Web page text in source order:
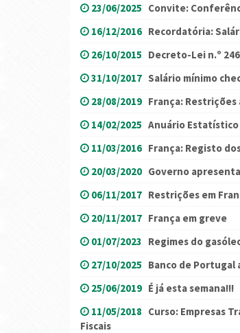
23/06/2025 Convite:
16/12/2016 Recordatória:
26/10/2015 Decreto-Lei n.º
31/10/2017 Salário mínimo
28/08/2019 França: Restrições
14/02/2025 Anuário Estatístico
11/03/2016 França: Registo
20/03/2020 Governo
06/11/2017 Restrições em
20/11/2017 França em greve
01/07/2023 Regimes do
27/10/2025 Banco de Portugal
25/06/2019 É já esta semana!!!
11/05/2018 Curso: Empresas
Fiscais